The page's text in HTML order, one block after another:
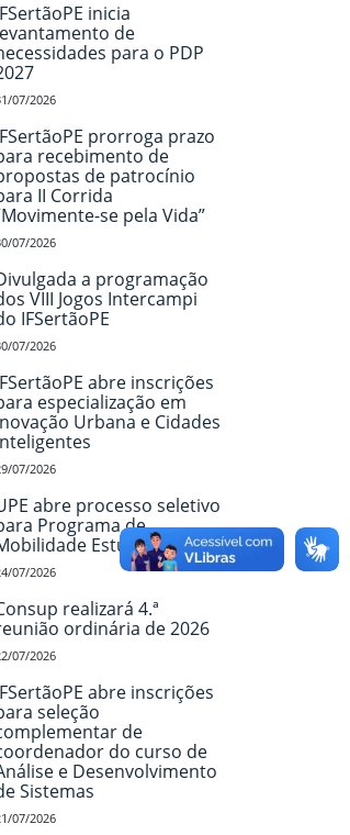
inicia
de
para o PDP
07/2026
prorroga prazo
recebimento de
de patrocínio
II Corrida
se pela Vida”
07/2026
a programação
VIII Jogos Intercampi
IFSertãoPE
07/2026
abre inscrições
especialização em
Urbana e Cidades
07/2026
abre processo seletivo
Programa de
Estudantil
07/2026
realizará 4.ª
ordinária de 2026
07/2026
abre inscrições
seleção
de
do curso de
e Desenvolvimento
Sistemas
07/2026